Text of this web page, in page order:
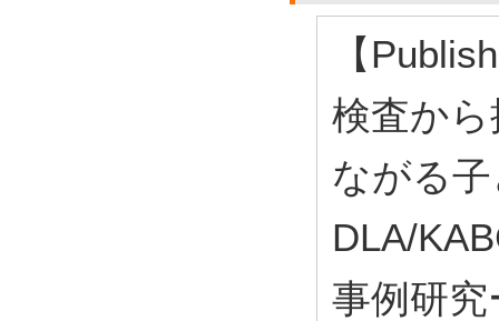
【
検査か
ながる
DLA/
事例研